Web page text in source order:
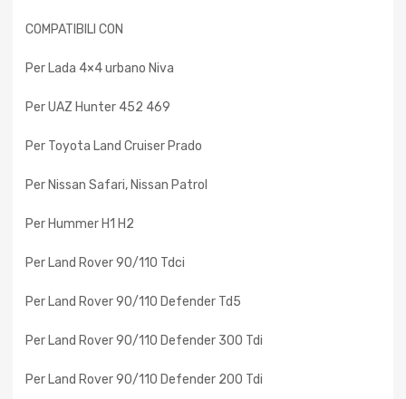
COMPATIBILI CON
Per Lada 4×4 urbano Niva
Per UAZ Hunter 452 469
Per Toyota Land Cruiser Prado
Per Nissan Safari, Nissan Patrol
Per Hummer H1 H2
Per Land Rover 90/110 Tdci
Per Land Rover 90/110 Defender Td5
Per Land Rover 90/110 Defender 300 Tdi
Per Land Rover 90/110 Defender 200 Tdi